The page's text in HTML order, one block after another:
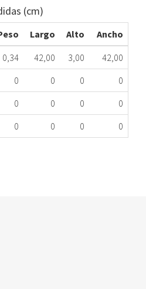
(cm)
Largo Alto
Ancho
0,34 42,00 3,00
42,00
0 0 0
0
0 0 0
0
0 0 0 0